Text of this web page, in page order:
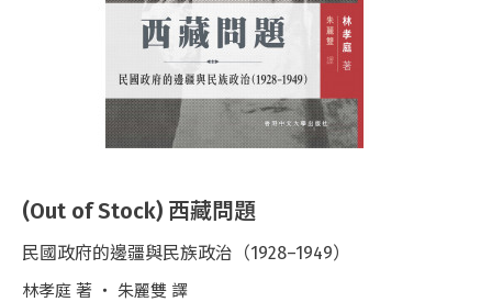
(Out of Stock) 西藏問題
民國政府的邊疆與民族政治（1928–1949）
林孝庭 著 ‧ 朱麗雙 譯